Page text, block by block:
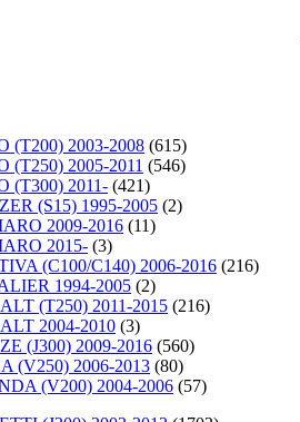
(T200) 2003-2008 (615)
(T250) 2005-2011 (546)
(T300) 2011- (421)
(S15) 1995-2005 (2)
2009-2016 (11)
2015- (3)
(C100/C140) 2006-2016 (216)
1994-2005 (2)
(T250) 2011-2015 (216)
2004-2010 (3)
(J300) 2009-2016 (560)
(V250) 2006-2013 (80)
(V200) 2004-2006 (57)